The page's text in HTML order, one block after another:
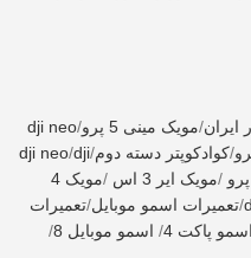
/مویک مینی 5 پرو /
dji neo
/کوادکوپتر دسته دوم/
dji neo/dji
/مویک ایر 3 اس /
مویک 4
/تعمیرات اسمو موبایل/تعمیرات
اسمو پاکت 4 / اسمو موبایل 8
/